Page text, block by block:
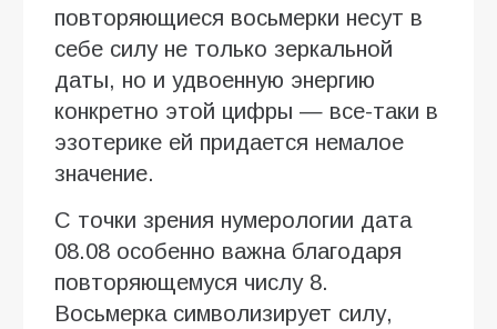
повторяющиеся восьмерки несут в
себе силу не только зеркальной
даты, но и удвоенную энергию
конкретно этой цифры — все-таки в
эзотерике ей придается немалое
значение.
С точки зрения нумерологии дата
08.08 особенно важна благодаря
повторяющемуся числу 8.
Восьмерка символизирует силу,